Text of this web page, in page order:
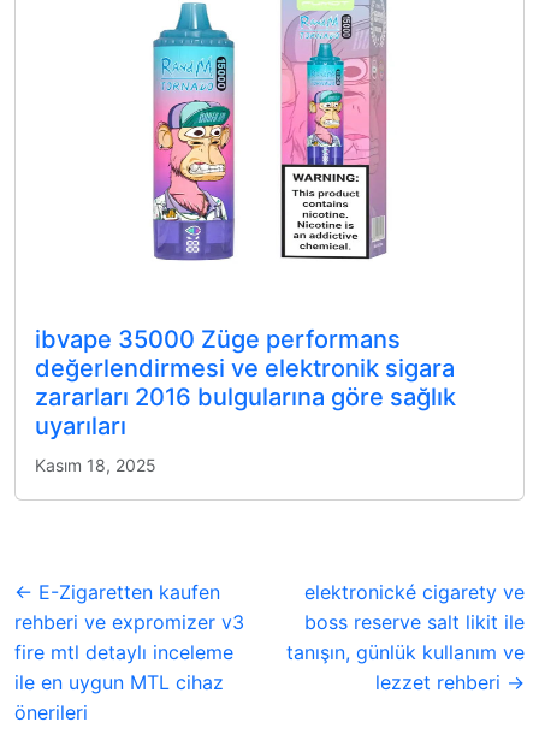
ibvape 35000 Züge performans
değerlendirmesi ve elektronik sigara
zararları 2016 bulgularına göre sağlık
uyarıları
Kasım 18, 2025
← E-Zigaretten kaufen
rehberi ve expromizer v3
fire mtl detaylı inceleme
ile en uygun MTL cihaz
önerileri
elektronické cigarety ve
boss reserve salt likit ile
tanışın, günlük kullanım ve
lezzet rehberi →